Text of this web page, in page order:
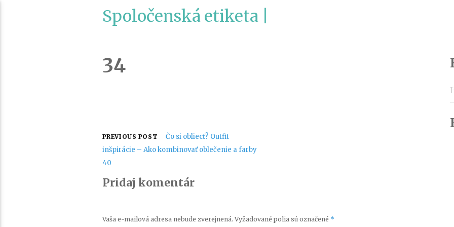
Spoločenská etiketa |
34
Navigácia
v
PREVIOUS POST
Čo si obliecť? Outfit
inšpirácie – Ako kombinovať oblečenie a farby
40
Pridaj komentár
Vaša e-mailová adresa nebude zverejnená. Vyžadované polia sú označené *